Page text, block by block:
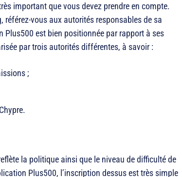
important que vous devez prendre en compte.
vous aux autorités responsables de sa
Plus500 est bien positionnée par rapport à ses
par trois autorités différentes, à savoir :
;
la politique ainsi que le niveau de difficulté de
Plus500, l’inscription dessus est très simple